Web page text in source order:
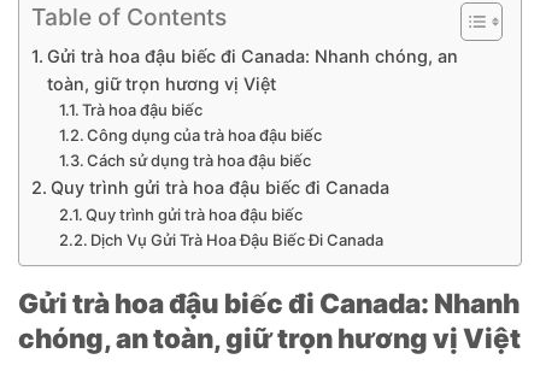
Table of Contents
Gửi trà hoa đậu biếc đi Canada: Nhanh chóng, an
toàn, giữ trọn hương vị Việt
Trà hoa đậu biếc
Công dụng của trà hoa đậu biếc
Cách sử dụng trà hoa đậu biếc
Quy trình gửi trà hoa đậu biếc đi Canada
Quy trình gửi trà hoa đậu biếc
Dịch Vụ Gửi Trà Hoa Đậu Biếc Đi Canada
Gửi trà hoa đậu biếc đi Canada: Nhanh
chóng, an toàn, giữ trọn hương vị Việt